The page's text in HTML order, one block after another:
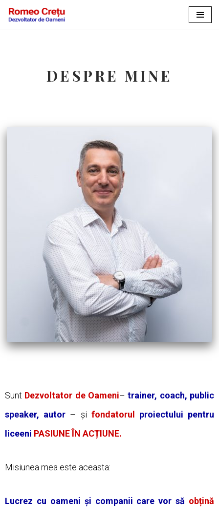
DESPRE MINE
Sunt Dezvoltator de Oameni– trainer, coach, public
speaker, autor – și fondatorul proiectului pentru
liceeni PASIUNE ÎN ACȚIUNE.
Misiunea mea este aceasta:
Lucrez cu oameni și companii care vor să obțină